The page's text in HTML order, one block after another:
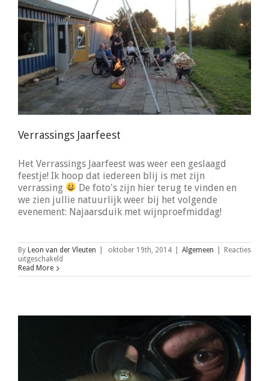
Verrassings Jaarfeest
Het Verrassings Jaarfeest was weer een geslaagd
feestje! Ik hoop dat iedereen blij is met zijn
verrassing
De foto's zijn hier terug te vinden en
we zien jullie natuurlijk weer bij het volgende
evenement: Najaarsduik met wijnproefmiddag!
By Leon van der Vleuten oktober 19th, 2014 Algemeen
Reacties
uitgeschakeld
Jaarfeest
Read More